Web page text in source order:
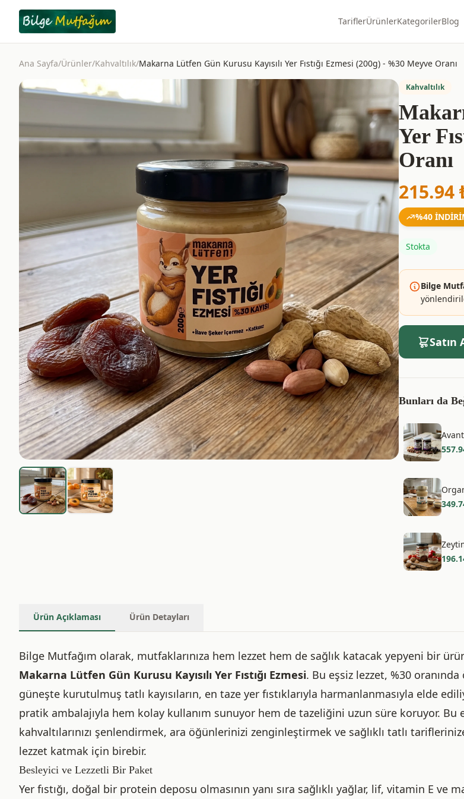
TariflerÜrünlerKategorilerBlog
Ana Sayfa/Ürünler/Kahvaltılık/Makarna Lütfen Gün Kurusu Kayısılı Yer Fıstığı Ezmesi (200g) - %30 Meyve Oranı
Kahvaltılık
Yer
Oranı
215.94
%40
Stokta
Bilge
Satın
Bunları da
Ürün Açıklaması Ürün Detayları
Bilge Mutfağım olarak, mutfaklarınıza hem lezzet hem de sağlık katacak yepyeni bir
Makarna Lütfen Gün Kurusu Kayısılı Yer Fıstığı Ezmesi. Bu eşsiz lezzet, %30
güneşte kurutulmuş tatlı kayısıların, en taze yer fıstıklarıyla harmanlanmasıyla elde
pratik ambalajıyla hem kolay kullanım sunuyor hem de tazeliğini uzun süre koruyor. Bu
kahvaltılarınızı şenlendirmek, ara öğünlerinizi zenginleştirmek ve sağlıklı tatlı
lezzet katmak için birebir.
Besleyici ve Lezzetli Bir Paket
Yer fıstığı, doğal bir protein deposu olmasının yanı sıra sağlıklı yağlar, lif, vitamin E ve